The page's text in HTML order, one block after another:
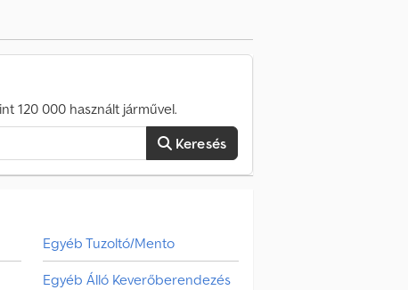
120 000 használt járművel.
Keresés
Egyéb Tuzoltó/Mento
Egyéb Álló Keverőberendezés